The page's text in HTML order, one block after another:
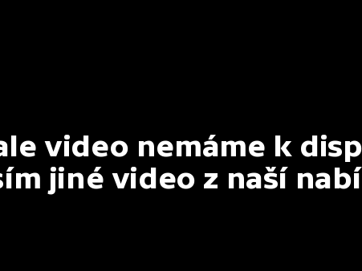
video nemáme k
jiné video z naší